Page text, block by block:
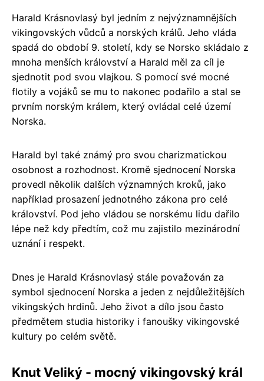
Harald Krásnovlasý byl jedním z nejvýznamnějších
vikingovských vůdců a norských králů. Jeho vláda
spadá do období 9. století, kdy se Norsko skládalo z
mnoha menších království a Harald měl za cíl je
sjednotit pod svou vlajkou. S pomocí své mocné
flotily a vojáků se mu to nakonec podařilo a stal se
prvním norským králem, který ovládal celé území
Norska.
Harald byl také známý pro svou charizmatickou
osobnost a rozhodnost. Kromě sjednocení Norska
provedl několik dalších významných kroků, jako
například prosazení jednotného zákona pro celé
království. Pod jeho vládou se norskému lidu dařilo
lépe než kdy předtím, což mu zajistilo mezinárodní
uznání i respekt.
Dnes je Harald Krásnovlasý stále považován za
symbol sjednocení Norska a jeden z nejdůležitějších
vikingských hrdinů. Jeho život a dílo jsou často
předmětem studia historiky i fanoušky vikingovské
kultury po celém světě.
Knut Veliký - mocný vikingovský král